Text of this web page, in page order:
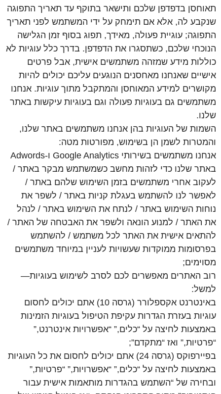
תאוחסן בדפדפן שלכם ותישאר בתוקף עד תאריך התפוגה
שנקבע לה, אלא אם תימחק על ידי המשתמש לפני תאריך
התפוגה; עוגיית פעולה, מאידך, תפוג בסוף זמן הגלישה
הנוכחי שלכם, כשתסגרו את הדפדפן. בדרך כלל עוגיות לא
כוללות מידע שמזהה משתמשים אישית, אבל פרטים
אישיים שאנחנו מאחסנים הנוגעים עליכם יכולים להיות
מקושרים למידע המאוחסן והמתקבל מתוך עוגיות. אנחנו
משתמשים גם בעוגיות פעולה וגם בעוגיות עיקשות באתר
שלנו.
השמות של העוגיות בהן אנחנו משתמשים באתר שלנו,
והמטרות לשמן הן בשימוש, מפורטות מטה:
אנחנו משתמשים בשירותי Google Analytics ו-Adwords
באתר שלנו כדי לזהות מחשב כשמשתמש מבקר באתר /
לעקוב אחרי משתמשים בזמן השימוש שלהם באתר /
לאפשר לנו להשתמש בעגלת קניות באתר / לשפר את
נוחות השימוש באתר / לנתח את השימוש באתר / לנהל
את האתר / למנוע הונאה ולשפר את האבטחה של האתר /
להתאים אישית את האתר לכל משתמש / להשתמש
בפרסומות ממוקדות שעשויות לעניין במיוחד משתמשים
מסוימים;
רוב האתרים מאפשרים לכם לסרב לשימוש בעוגיות—
למשל:
באינטרנט אקספלורר (גרסה 10) אתם יכולים לחסום
עוגיות בעזרת הגדרות עקיפת הטיפול בעוגיות הזמינות
באמצעות לחיצה על “כלים,” “אפשרויות אינטרנט,”
“פרטיות,” ואז “מתקדם”;
בפיירפוקס (גרסה 24) אתם יכולים לחסום את כל העוגיות
באמצעות לחיצה על “כלים,” “אפשרויות,” “פרטיות,”
ובחירה של “השתמש בהגדרות מותאמות אישית עבור